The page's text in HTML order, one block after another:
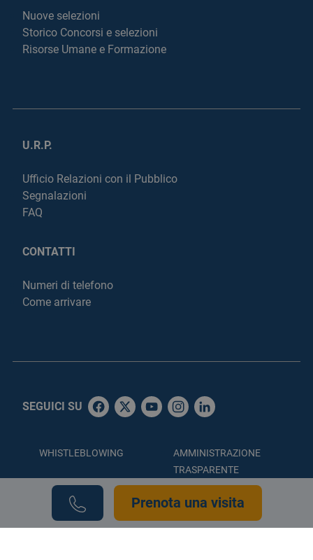
Nuove selezioni
Storico Concorsi e selezioni
Risorse Umane e Formazione
U.R.P.
Ufficio Relazioni con il Pubblico
Segnalazioni
FAQ
CONTATTI
Numeri di telefono
Come arrivare
SEGUICI SU
WHISTLEBLOWING
AMMINISTRAZIONE
TRASPARENTE
ACCESSIBILITÀ
COOKIE POLICY
Prenota una visita